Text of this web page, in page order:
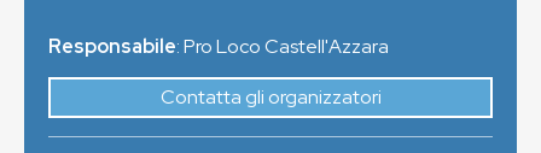
Responsabile: Pro Loco Castell'Azzara
Contatta gli organizzatori